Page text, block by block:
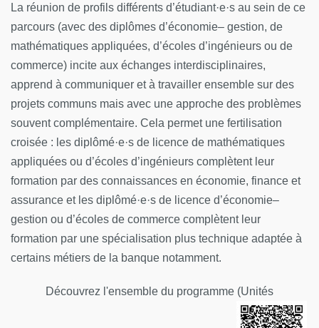
La réunion de profils différents d’étudiant·e·s au sein de ce
parcours (avec des diplômes d’économie– gestion, de
mathématiques appliquées, d’écoles d’ingénieurs ou de
commerce) incite aux échanges interdisciplinaires,
apprend à communiquer et à travailler ensemble sur des
projets communs mais avec une approche des problèmes
souvent complémentaire. Cela permet une fertilisation
croisée : les diplômé·e·s de licence de mathématiques
appliquées ou d’écoles d’ingénieurs complètent leur
formation par des connaissances en économie, finance et
assurance et les diplômé·e·s de licence d’économie–
gestion ou d’écoles de commerce complètent leur
formation par une spécialisation plus technique adaptée à
certains métiers de la banque notamment.
Découvrez l'ensemble du programme (Unités